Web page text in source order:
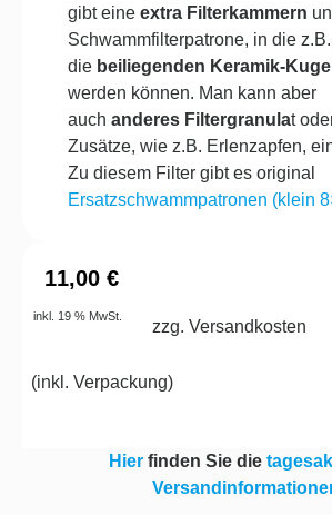
gibt eine extra Filterkammern
Schwammfilterpatrone, in die z.B.
die beiliegenden Keramik-
werden können. Man kann aber
auch anderes Filtergranulat
Zusätze, wie z.B. Erlenzapfen,
Zu diesem Filter gibt es original
Ersatzschwammpatronen (klein
11,00 €
inkl. 19 % MwSt.
zzg. Versandkosten
(inkl. Verpackung)
Hier finden Sie die